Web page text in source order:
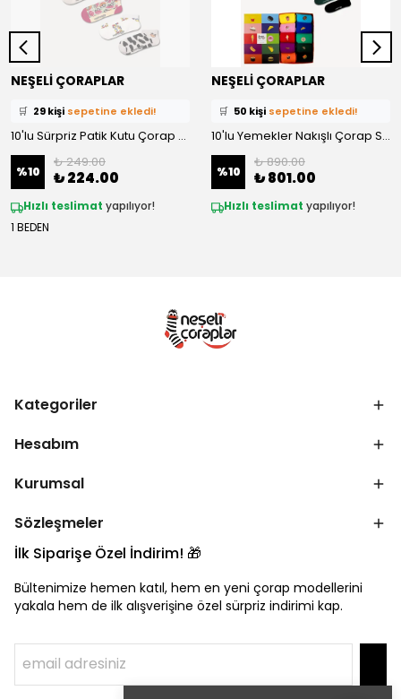
NEŞELİ ÇORAPLAR
29 kişi
✅ Bugün31 adetsatıldı
10'lu Sürpriz Patik Kutu Çorap Set
%10
₺ 249.00
₺ 224.00
Hızlı teslimat yapılıyor!
1 BEDEN
NEŞELİ ÇORAPLAR
Bu ürünü304 kişi
50 kişi
✅ Bugün 18 adetsatıldı
10'lu Yemekler Nakışlı Çorap Set
%10
₺ 890.00
₺ 801.00
Hızlı teslimat yapılıyor!
Kategoriler
Hesabım
Kurumsal
Sözleşmeler
İlk Siparişe Özel İndirim! 🎁
Bültenimize hemen katıl, hem en yeni çorap modellerini
yakala hem de ilk alışverişine özel sürpriz indirimi kap.